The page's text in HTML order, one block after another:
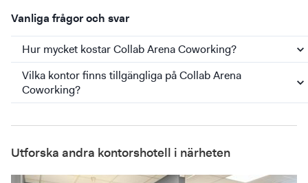
Vanliga frågor och svar
Hur mycket kostar Collab Arena Coworking?
Vilka kontor finns tillgängliga på Collab Arena
Coworking?
Utforska andra kontorshotell i närheten